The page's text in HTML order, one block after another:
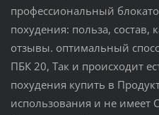
профессиональный
похудения: польза, состав,
отзывы. оптимальный
ПБК 20, Так и происходит
похудения купить в
использования и не имеет